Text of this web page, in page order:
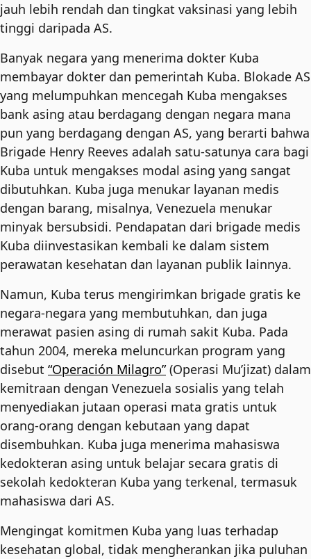
jauh lebih rendah dan tingkat vaksinasi yang lebih
tinggi daripada AS.
Banyak negara yang menerima dokter Kuba
membayar dokter dan pemerintah Kuba. Blokade AS
yang melumpuhkan mencegah Kuba mengakses
bank asing atau berdagang dengan negara mana
pun yang berdagang dengan AS, yang berarti bahwa
Brigade Henry Reeves adalah satu-satunya cara bagi
Kuba untuk mengakses modal asing yang sangat
dibutuhkan. Kuba juga menukar layanan medis
dengan barang, misalnya, Venezuela menukar
minyak bersubsidi. Pendapatan dari brigade medis
Kuba diinvestasikan kembali ke dalam sistem
perawatan kesehatan dan layanan publik lainnya.
Namun, Kuba terus mengirimkan brigade gratis ke
negara-negara yang membutuhkan, dan juga
merawat pasien asing di rumah sakit Kuba. Pada
tahun 2004, mereka meluncurkan program yang
disebut “Operación Milagro”(Operasi Mu’jizat) dalam
kemitraan dengan Venezuela sosialis yang telah
menyediakan jutaan operasi mata gratis untuk
orang-orang dengan kebutaan yang dapat
disembuhkan. Kuba juga menerima mahasiswa
kedokteran asing untuk belajar secara gratis di
sekolah kedokteran Kuba yang terkenal, termasuk
mahasiswa dari AS.
Mengingat komitmen Kuba yang luas terhadap
kesehatan global, tidak mengherankan jika puluhan